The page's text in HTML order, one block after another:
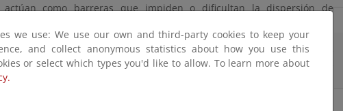
actúan como barreras que impiden o dificultan la dispersión de
vulnerables del sistema: la intersección de las vías de transporte
un nivel estratégico, es ya imprescindible prever mecanismos de
actuaciones, con vistas a facilitar la sostenibilidad de toda la red de
we use: We use our own and third-party cookies to keep your
and collect anonymous statistics about how you use this
or select which types you'd like to allow. To learn more about